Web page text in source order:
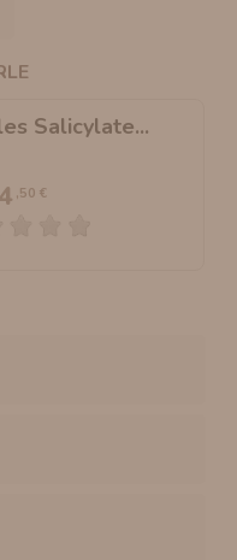
Salicylate...
4 ,50 €